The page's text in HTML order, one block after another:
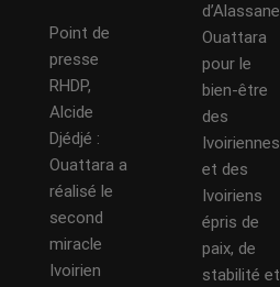
Point de
presse
RHDP,
Alcide
Djédjé :
Ouattara a
réalisé le
second
miracle
Ivoirien
d’Alassane
Ouattara
pour le
bien-être
des
Ivoiriennes
et des
Ivoiriens
épris de
paix, de
stabilité et